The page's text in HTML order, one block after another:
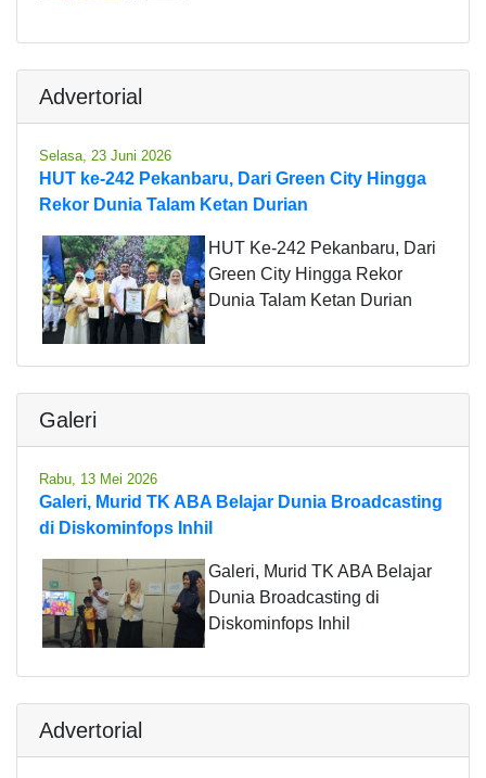
Advertorial
Selasa, 23 Juni 2026
HUT ke-242 Pekanbaru, Dari Green City Hingga
Rekor Dunia Talam Ketan Durian
HUT Ke-242 Pekanbaru, Dari
Green City Hingga Rekor
Dunia Talam Ketan Durian
Galeri
Rabu, 13 Mei 2026
Galeri, Murid TK ABA Belajar Dunia Broadcasting
di Diskominfops Inhil
Galeri, Murid TK ABA Belajar
Dunia Broadcasting di
Diskominfops Inhil
Advertorial